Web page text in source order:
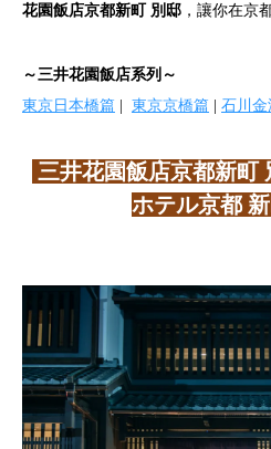
花園飯店京都新町 別邸 ，讓你在京
～三井花園飯店系列～
東京日本橋篇 | 東京京橋篇 | 石川金
三井花園飯店京都新町
ホテル京都